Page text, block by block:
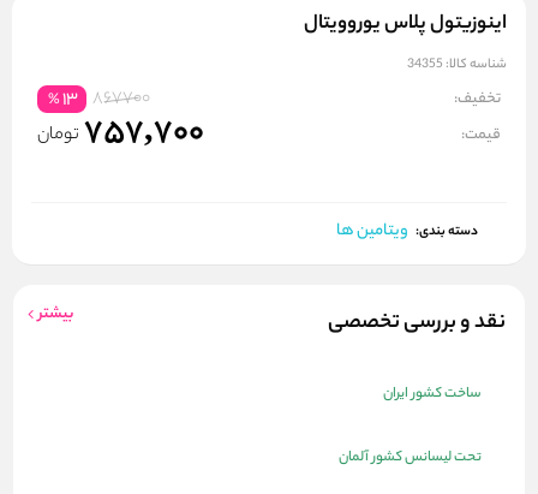
اینوزیتول پلاس یوروویتال
شناسه کالا: 34355
تخفیف: 867700
13
%
قیمت: 757,700 تومان
دسته بندی: ویتامین ها
نقد و بررسی تخصصی بیشتر
ساخت کشور ایران
تحت لیسانس کشور آلمان